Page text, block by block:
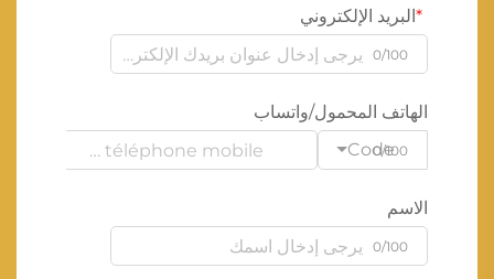
البريد الإلكتروني
0/100
الهاتف المحمول/واتساب
Code
0/100
الاسم
0/100